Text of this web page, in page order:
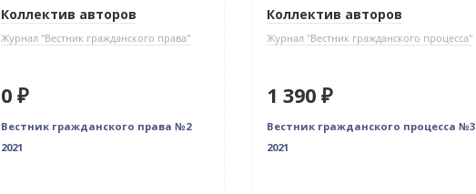
Коллектив авторов
Журнал "Вестник гражданского права"
0 ₽
Вестник гражданского права №2
2021
Коллектив авторов
Журнал "Вестник гражданского процесса"
1 390 ₽
Вестник гражданского процесса №3
2021